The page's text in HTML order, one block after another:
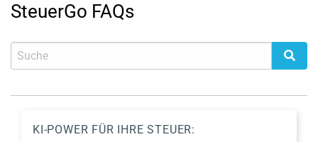
SteuerGo FAQs
KI-POWER FÜR IHRE STEUER: